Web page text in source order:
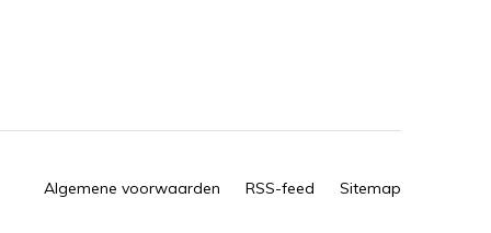
Algemene voorwaarden RSS-feed Sitemap